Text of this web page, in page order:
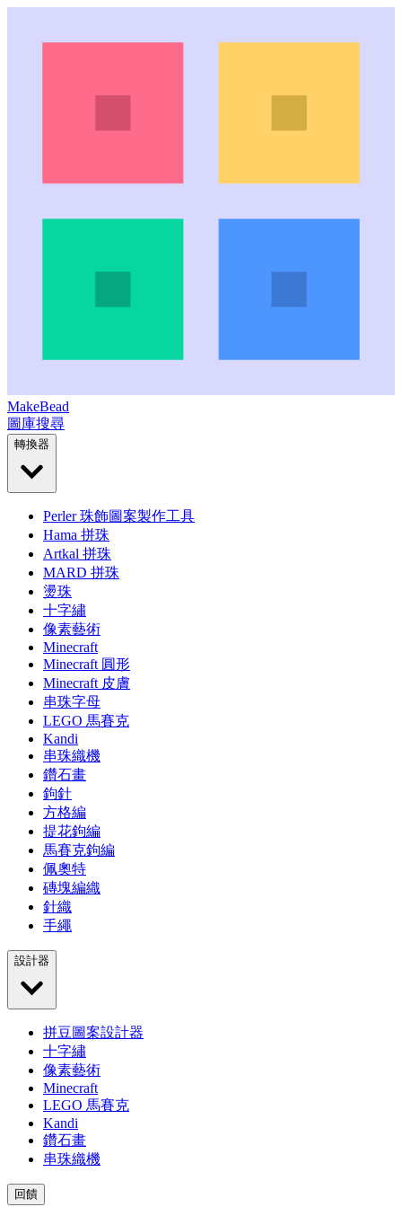
MakeBead
圖庫搜尋
轉換器
Perler 珠飾圖案製作工具
Hama 拼珠
Artkal 拼珠
MARD 拼珠
燙珠
十字繡
像素藝術
Minecraft
Minecraft 圓形
Minecraft 皮膚
串珠字母
LEGO 馬賽克
Kandi
串珠織機
鑽石畫
鉤針
方格編
提花鉤編
馬賽克鉤編
佩奧特
磚塊編織
針織
手繩
設計器
拼豆圖案設計器
十字繡
像素藝術
Minecraft
LEGO 馬賽克
Kandi
鑽石畫
串珠織機
回饋